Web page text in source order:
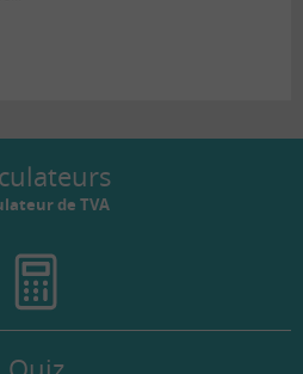
de TVA